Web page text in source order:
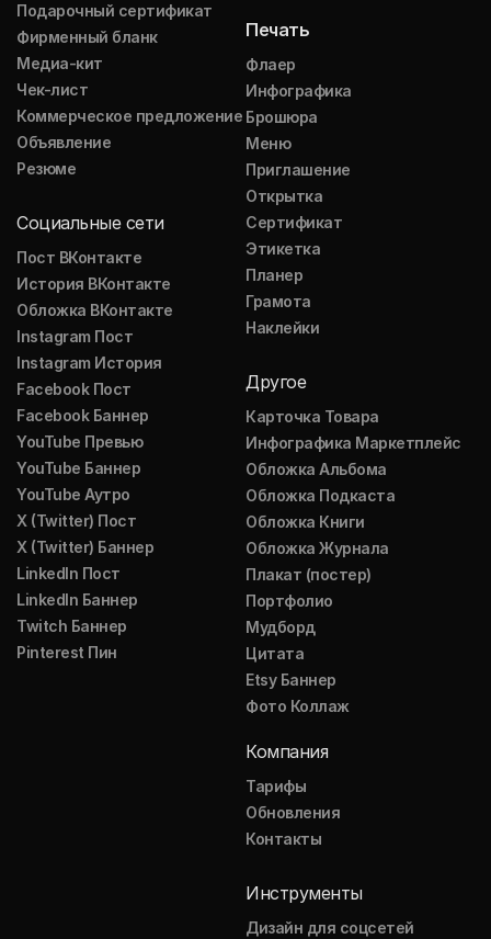
Подарочный сертификат
Фирменный бланк
Медиа-кит
Чек-лист
Коммерческое предложение
Объявление
Резюме
Социальные сети
Пост ВКонтакте
История ВКонтакте
Обложка ВКонтакте
Instagram Пост
Instagram История
Facebook Пост
Facebook Баннер
YouTube Превью
YouTube Баннер
YouTube Аутро
X (Twitter) Пост
X (Twitter) Баннер
LinkedIn Пост
LinkedIn Баннер
Twitch Баннер
Pinterest Пин
Печать
Флаер
Инфографика
Брошюра
Меню
Приглашение
Открытка
Сертификат
Этикетка
Планер
Грамота
Наклейки
Другое
Карточка Товара
Инфографика Маркетплейс
Обложка Альбома
Обложка Подкаста
Обложка Книги
Обложка Журнала
Плакат (постер)
Портфолио
Мудборд
Цитата
Etsy Баннер
Фото Коллаж
Компания
Тарифы
Обновления
Контакты
Инструменты
Дизайн для соцсетей